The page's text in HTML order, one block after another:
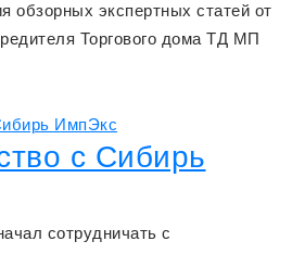
обзорных экспертных статей от
Торгового дома ТД МП
с Сибирь
сотрудничать с